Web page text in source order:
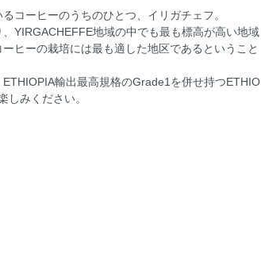
コーヒーのうちのひとつ、イリガチェフ。
YIRGACHEFFE地域の中でも最も標高が高い地域
ヒーの栽培には最も適した地区であるということ
輸出最高規格のGrade1を併せ持つETHIO
しみください。